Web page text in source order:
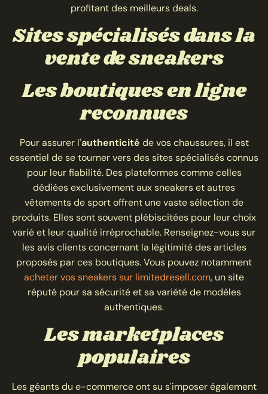
profitant des meilleurs deals.
Sites spécialisés dans la
vente de sneakers
Les boutiques en ligne
reconnues
Pour assurer l'authenticité de vos chaussures, il est
essentiel de se tourner vers des sites spécialisés connus
pour leur fiabilité. Des plateformes comme celles
dédiées exclusivement aux sneakers et autres
vêtements de sport offrent une vaste sélection de
produits. Elles sont souvent plébiscitées pour leur choix
varié et leur qualité irréprochable. Renseignez-vous sur
les avis clients concernant la légitimité des articles
proposés par ces boutiques. Vous pouvez notamment
acheter vos sneakers sur limitedresell.com, un site
réputé pour sa sécurité et sa variété de modèles
authentiques.
Les marketplaces
populaires
Les géants du e-commerce ont su s'imposer également